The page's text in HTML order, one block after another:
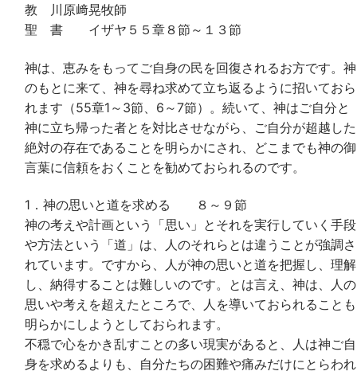
教 川原﨑晃牧師
聖 書 イザヤ５５章８節～１３節
神は、恵みをもってご自身の民を回復されるお方です。神
のもとに来て、神を尋ね求めて立ち返るように招いておら
れます（55章1～3節、6～7節）。続いて、神はご自分と
神に立ち帰った者とを対比させながら、ご自分が超越した
絶対の存在であることを明らかにされ、どこまでも神の御
言葉に信頼をおくことを勧めておられるのです。
1．神の思いと道を求める ８～９節
神の考えや計画という「思い」とそれを実行していく手段
や方法という「道」は、人のそれらとは違うことが強調さ
れています。ですから、人が神の思いと道を把握し、理解
し、納得することは難しいのです。とは言え、神は、人の
思いや考えを超えたところで、人を導いておられることも
明らかにしようとしておられます。
不穏で心をかき乱すことの多い現実があると、人は神ご自
身を求めるよりも、自分たちの困難や痛みだけにとらわれ